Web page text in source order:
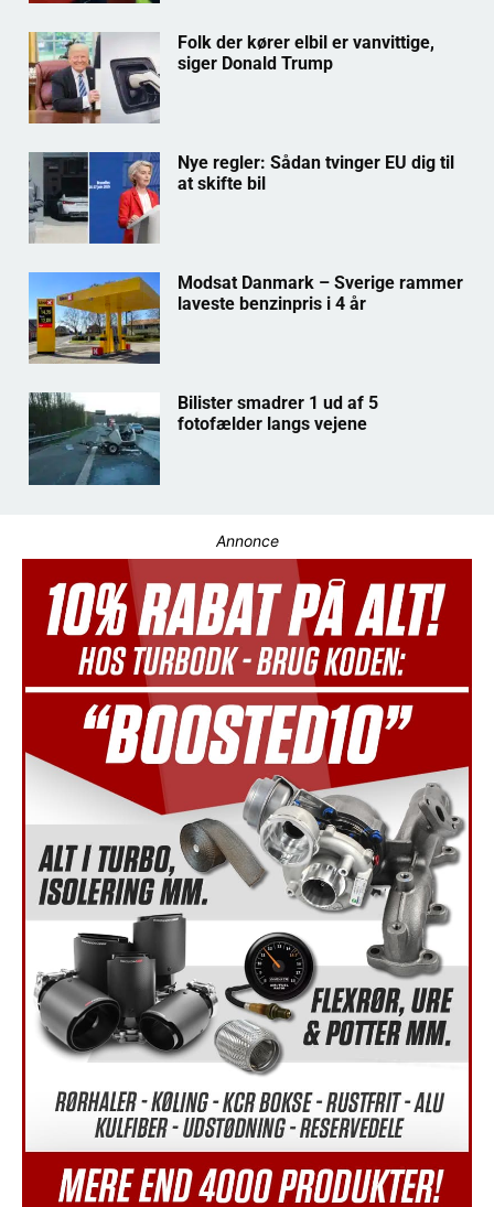
Folk der kører elbil er vanvittige,
siger Donald Trump
Nye regler: Sådan tvinger EU dig til
at skifte bil
Modsat Danmark – Sverige rammer
laveste benzinpris i 4 år
Bilister smadrer 1 ud af 5
fotofælder langs vejene
Annonce